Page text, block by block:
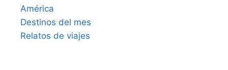
América
Destinos del mes
Relatos de viajes